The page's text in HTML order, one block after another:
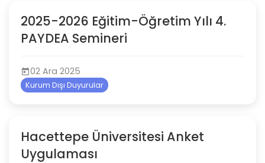
2025-2026 Eğitim-Öğretim Yılı 4.
PAYDEA Semineri
02 Ara 2025
Kurum Dışı Duyurular
Hacettepe Üniversitesi Anket
Uygulaması